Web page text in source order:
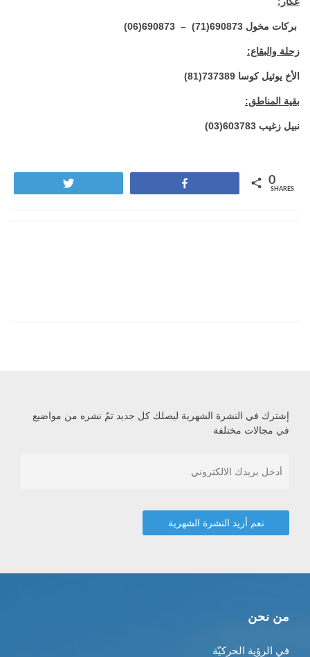
بركات مخول 690873(71) – 690873(06)
زحلة والبقاع:
الأخ يوئيل كوسا 737389(81)
بقية المناطق:
نبيل زغيب 603783(03)
0
SHARES
إشترك في النشرة الشهرية ليصلك كل جديد تمّ نشره من مواضيع
في مجالات مختلفة
من نحن
في الرؤية الحركيّة